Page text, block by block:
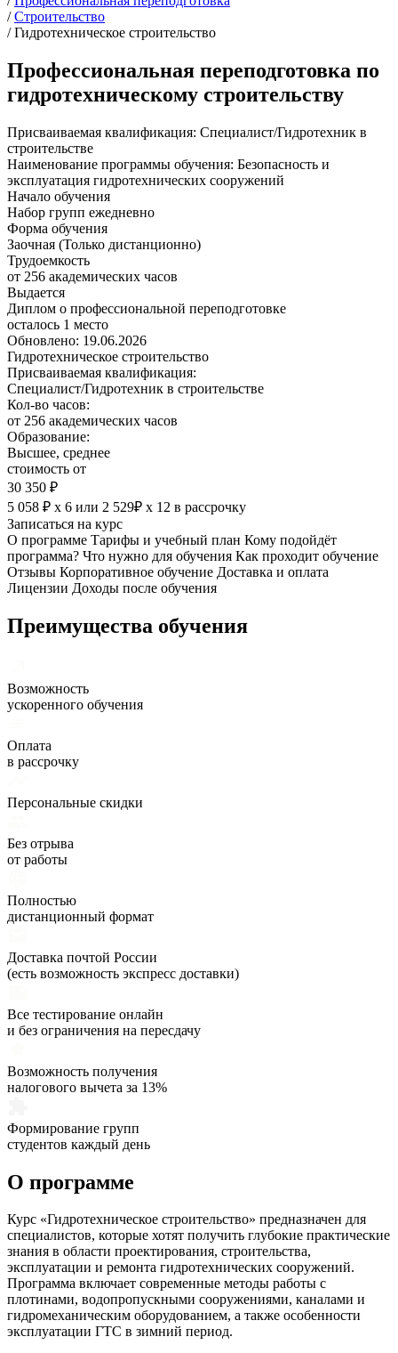
/ Строительство
/ Гидротехническое строительство
Профессиональная переподготовка по
гидротехническому строительству
Присваиваемая квалификация: Специалист/Гидротехник в
строительстве
Наименование программы обучения: Безопасность и
эксплуатация гидротехнических сооружений
Начало обучения
Набор групп ежедневно
Форма обучения
Заочная (Только дистанционно)
Трудоемкость
от 256 академических часов
Выдается
Диплом о профессиональной переподготовке
осталось 1 место
Обновлено: 19.06.2026
Гидротехническое строительство
Присваиваемая квалификация:
Специалист/Гидротехник в строительстве
Кол-во часов:
от 256 академических часов
Образование:
Высшее, среднее
стоимость от
30 350 ₽
5 058 ₽ х 6 или 2 529₽ х 12 в рассрочку
Записаться на курс
О программе Тарифы и учебный план Кому подойдёт
программа? Что нужно для обучения Как проходит обучение
Отзывы Корпоративное обучение Доставка и оплата
Лицензии Доходы после обучения
Преимущества обучения
Возможность
ускоренного обучения
Оплата
в рассрочку
Персональные скидки
Без отрыва
от работы
Полностью
дистанционный формат
Доставка почтой России
(есть возможность экспресс доставки)
Все тестирование онлайн
и без ограничения на пересдачу
Возможность получения
налогового вычета за 13%
Формирование групп
студентов каждый день
О программе
Курс «Гидротехническое строительство» предназначен для
специалистов, которые хотят получить глубокие практические
знания в области проектирования, строительства,
эксплуатации и ремонта гидротехнических сооружений.
Программа включает современные методы работы с
плотинами, водопропускными сооружениями, каналами и
гидромеханическим оборудованием, а также особенности
эксплуатации ГТС в зимний период.